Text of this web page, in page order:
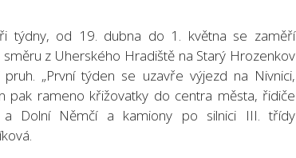
týdny, od 19. dubna do 1. května se zaměří
z Uherského Hradiště na Starý Hrozenkov
„První týden se uzavře výjezd na Nivnici,
pak rameno křižovatky do centra města, řidiče
Dolní Němčí a kamiony po silnici III. třídy